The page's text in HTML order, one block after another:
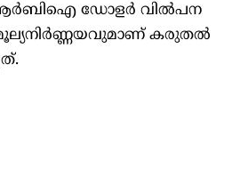
ആര്‍ബിഐ ഡോളര്‍ വില്‍പന
കരുതല്‍